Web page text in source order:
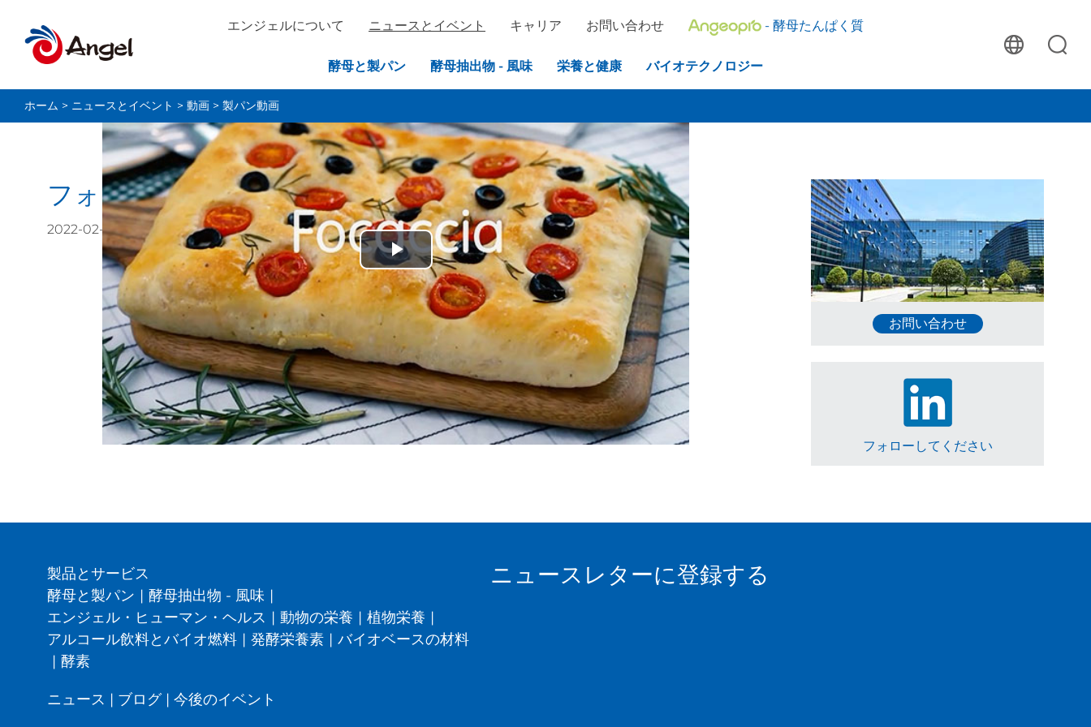
エンジェルについて ニュースとイベント キャリア お問い合わせ - 酵母たんぱく質
酵母と製パン 酵母抽出物 - 風味 栄養と健康 バイオテクノロジー
ホーム > ニュースとイベント > 動画 > 製パン動画
フォカッチャ
2022-02-15 04:35:00
Play
Video
リストに戻る
お問い合わせ
フォローしてください
製品とサービス
酵母と製パン | 酵母抽出物 - 風味 |
エンジェル・ヒューマン・ヘルス | 動物の栄養 | 植物栄養 |
アルコール飲料とバイオ燃料 | 発酵栄養素 | バイオベースの材料
| 酵素
ニュース | ブログ| 今後のイベント
ニュースレターに登録する